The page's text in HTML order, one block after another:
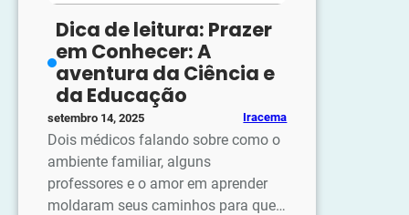
Dica de leitura: Prazer
em Conhecer: A
aventura da Ciência e
da Educação
setembro 14, 2025 Iracema
Dois médicos falando sobre como o
ambiente familiar, alguns
professores e o amor em aprender
moldaram seus caminhos para que…